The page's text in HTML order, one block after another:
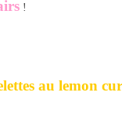
!
au lemon